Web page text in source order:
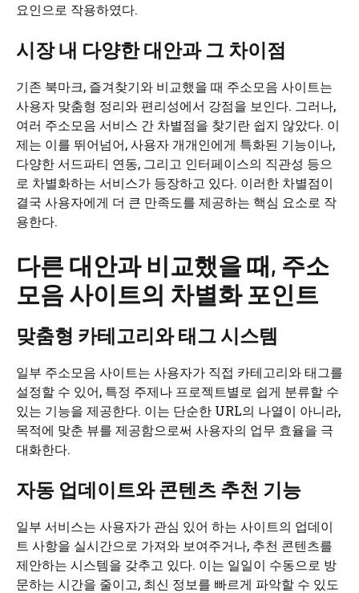
요인으로 작용하였다.
시장 내 다양한 대안과 그 차이점
기존 북마크, 즐겨찾기와 비교했을 때 주소모음 사이트는
사용자 맞춤형 정리와 편리성에서 강점을 보인다. 그러나,
여러 주소모음 서비스 간 차별점을 찾기란 쉽지 않았다. 이
제는 이를 뛰어넘어, 사용자 개개인에게 특화된 기능이나,
다양한 서드파티 연동, 그리고 인터페이스의 직관성 등으
로 차별화하는 서비스가 등장하고 있다. 이러한 차별점이
결국 사용자에게 더 큰 만족도를 제공하는 핵심 요소로 작
용한다.
다른 대안과 비교했을 때, 주소
모음 사이트의 차별화 포인트
맞춤형 카테고리와 태그 시스템
일부 주소모음 사이트는 사용자가 직접 카테고리와 태그를
설정할 수 있어, 특정 주제나 프로젝트별로 쉽게 분류할 수
있는 기능을 제공한다. 이는 단순한 URL의 나열이 아니라,
목적에 맞춘 뷰를 제공함으로써 사용자의 업무 효율을 극
대화한다.
자동 업데이트와 콘텐츠 추천 기능
일부 서비스는 사용자가 관심 있어 하는 사이트의 업데이
트 사항을 실시간으로 가져와 보여주거나, 추천 콘텐츠를
제안하는 시스템을 갖추고 있다. 이는 일일이 수동으로 방
문하는 시간을 줄이고, 최신 정보를 빠르게 파악할 수 있도